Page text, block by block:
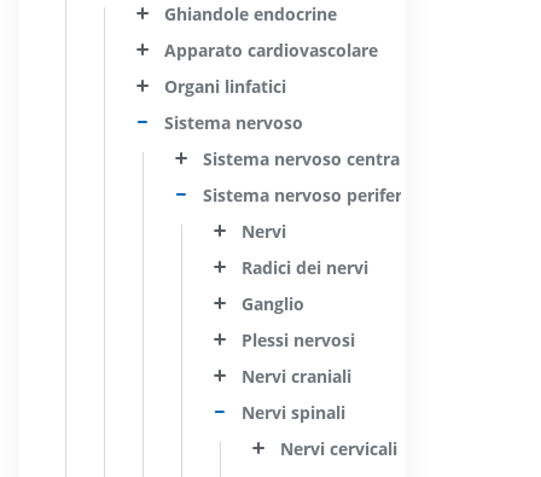
Ghiandole endocrine
Apparato cardiovascolare
Organi linfatici
Sistema nervoso
Sistema nervoso centrale
Sistema nervoso periferico
Nervi
Radici dei nervi
Ganglio
Plessi nervosi
Nervi craniali
Nervi spinali
Nervi cervicali